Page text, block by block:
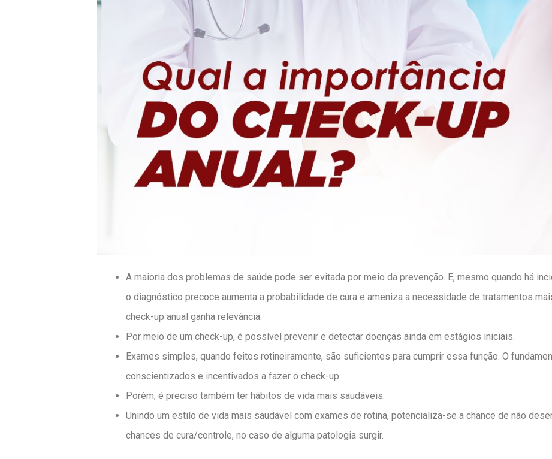
A maioria dos problemas de saúde pode ser evitada por meio da prevenção. E, mesmo quando há
o diagnóstico precoce aumenta a probabilidade de cura e ameniza a necessidade de tratamentos
check-up anual ganha relevância.
Por meio de um check-up, é possível prevenir e detectar doenças ainda em estágios iniciais.
Exames simples, quando feitos rotineiramente, são suficientes para cumprir essa função. O
conscientizados e incentivados a fazer o check-up.
Porém, é preciso também ter hábitos de vida mais saudáveis.
Unindo um estilo de vida mais saudável com exames de rotina, potencializa-se a chance de não
chances de cura/controle, no caso de alguma patologia surgir.